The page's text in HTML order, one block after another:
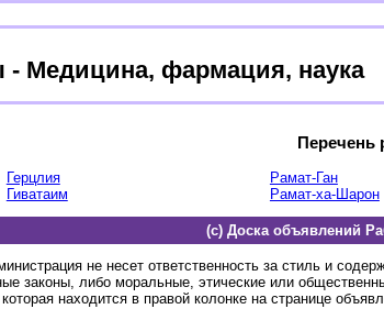
Медицина, фармация, наука
Перечень
Герцлия
Гиватаим
Рамат-Ган
Рамат-ха-Шарон
(c) Доска объявлений
не несет ответственность за стиль и
законы, либо моральные, этические или
находится в правой колонке на странице